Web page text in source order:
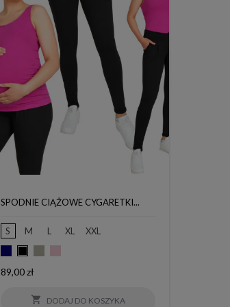
SPODNIE CIĄŻOWE CYGARETKI...
S M L XL
XXL
Cena
89,00 zł
 DODAJ DO KOSZYKA